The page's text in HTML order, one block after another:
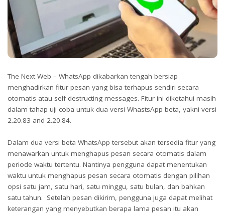
The Next Web – WhatsApp dikabarkan tengah bersiap
menghadirkan fitur pesan yang bisa terhapus sendiri secara
otomatis atau self-destructing messages. Fitur ini diketahui masih
dalam tahap uji coba untuk dua versi WhastsApp beta, yakni versi
2.20.83 and 2.20.84.
Dalam dua versi beta WhatsApp tersebut akan tersedia fitur yang
menawarkan untuk menghapus pesan secara otomatis dalam
periode waktu tertentu. Nantinya pengguna dapat menentukan
waktu untuk menghapus pesan secara otomatis dengan pilihan
opsi satu jam, satu hari, satu minggu, satu bulan, dan bahkan
satu tahun. Setelah pesan dikirim, pengguna juga dapat melihat
keterangan yang menyebutkan berapa lama pesan itu akan